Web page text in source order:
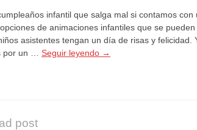
infantil que salga mal si contamos con
de animaciones infantiles que se
asistentes tengan un día de risas y felicidad.
por un … Seguir leyendo →
post